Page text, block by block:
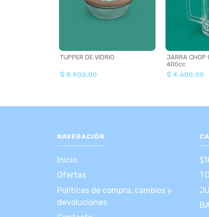
TUPPER DE VIDRIO
$ 8.900,00
JARRA CHOP
400cc
$ 4.600,00
NAVEGACIÓN
Inicio
Ofertas
Políticas de compra, cambios y
devoluciones